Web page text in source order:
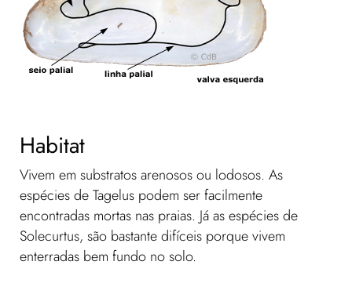
Habitat
Vivem em substratos arenosos ou lodosos. As
espécies de Tagelus podem ser facilmente
encontradas mortas nas praias. Já as espécies de
Solecurtus, são bastante difíceis porque vivem
enterradas bem fundo no solo.